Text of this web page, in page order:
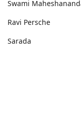
Swami
Ravi Persche
Sarada